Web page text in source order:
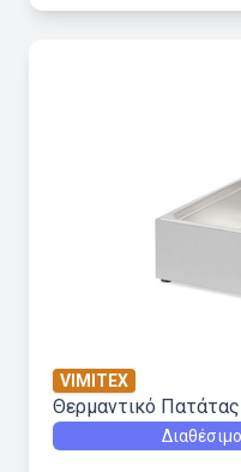
VIMITEX
Θερμαντικό